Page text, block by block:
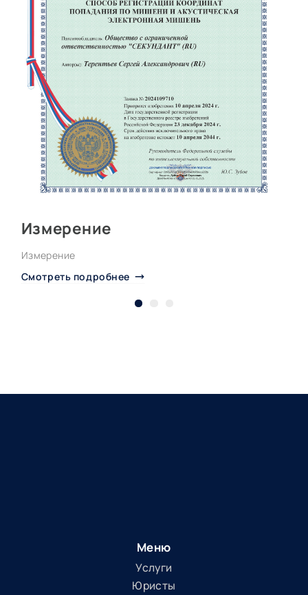
Измерение
Измерение
Смотреть подробнее
Меню
Услуги
Юристы